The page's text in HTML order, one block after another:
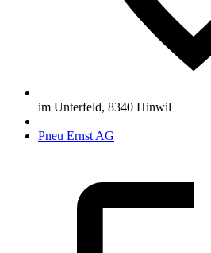
im Unterfeld, 8340 Hinwil
Pneu Ernst AG